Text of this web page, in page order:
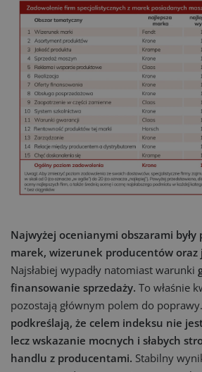
Najwyżej ocenianymi obszarami
marek, wizerunek producentów oraz
Najsłabiej wypadły natomiast warunki
finansowanie sprzedaży. To właśnie
pozostają głównym polem do poprawy.
podkreślają, że celem indeksu nie
lecz wskazanie mocnych i słabych
handlu z producentami. Stabilny